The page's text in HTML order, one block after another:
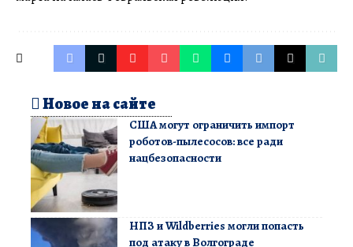
Новое на сайте
США могут ограничить импорт
роботов-пылесосов: все ради
нацбезопасности
НПЗ и Wildberries могли попасть
под атаку в Волгограде